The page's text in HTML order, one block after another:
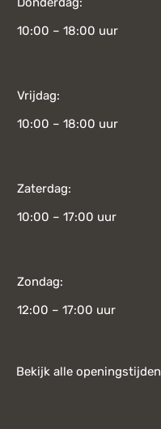
10:00 – 18:00 uur
Vrijdag:
10:00 – 18:00 uur
Zaterdag:
10:00 – 17:00 uur
Zondag:
12:00 – 17:00 uur
Bekijk alle openingstijden